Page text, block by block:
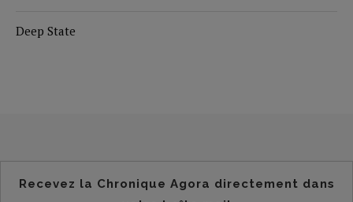
Deep State
Recevez la Chronique Agora directement dans